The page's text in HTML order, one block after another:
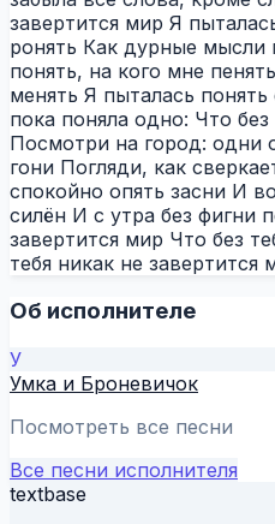
завертится мир Я
ронять Как дурные мысли
понять, на кого мне
менять Я пыталась
пока поняла одно: Что
Посмотри на город: одни
гони Погляди, как
спокойно опять засни И
силён И с утра без фигни
завертится мир Что без
тебя никак не завертится
Об исполнителе
У
Умка и Броневичок
Посмотреть все песни
Все песни исполнителя
textbase